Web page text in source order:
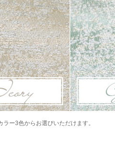
ラー3色からお選びいただけます。